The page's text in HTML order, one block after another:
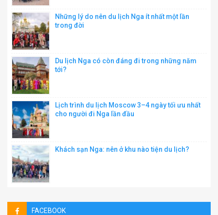
Những lý do nên du lịch Nga ít nhất một lần
trong đời
Du lịch Nga có còn đáng đi trong những năm
tới?
Lịch trình du lịch Moscow 3–4 ngày tối ưu nhất
cho người đi Nga lần đầu
Khách sạn Nga: nên ở khu nào tiện du lịch?
FACEBOOK